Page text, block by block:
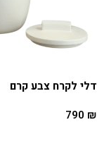
דלי לקרח צבע קרם
790 ₪